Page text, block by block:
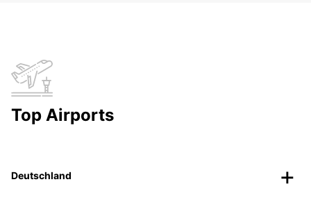
Top Airports
Deutschland